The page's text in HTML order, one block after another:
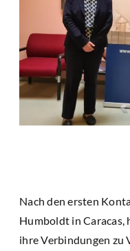
Nach den ersten
Humboldt in
ihre Verbindungen zu